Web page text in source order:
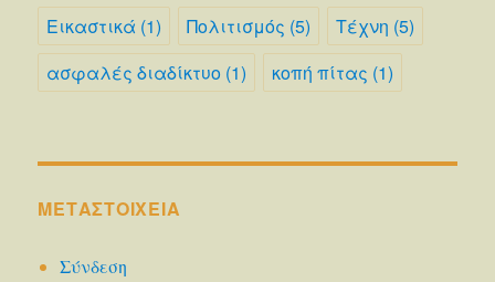
Εικαστικά (1) Πολιτισμός (5) Τέχνη (5)
ασφαλές διαδίκτυο (1) κοπή πίτας (1)
ΜΕΤΑΣΤΟΙΧΕΊΑ
Σύνδεση